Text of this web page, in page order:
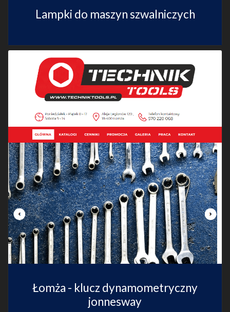
Lampki do maszyn szwalniczych
Łomża - klucz dynamometryczny
jonnesway